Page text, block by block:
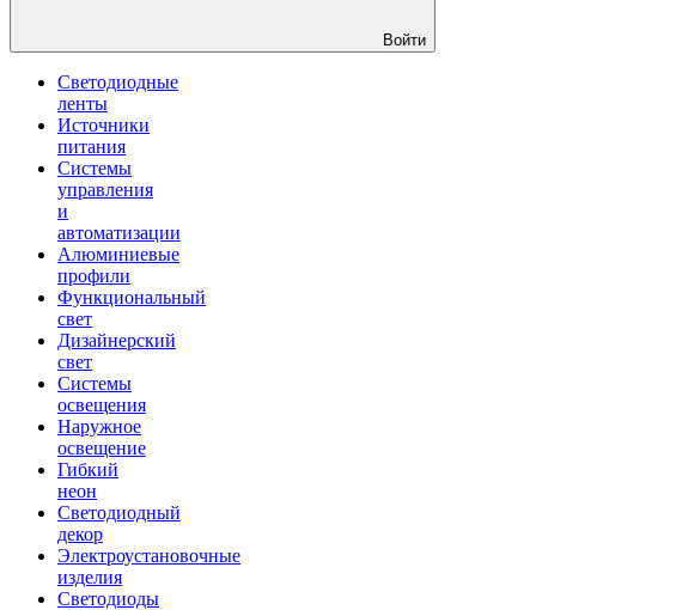
Войти
Светодиодные
ленты
Источники
питания
Системы
управления
и
автоматизации
Алюминиевые
профили
Функциональный
свет
Дизайнерский
свет
Системы
освещения
Наружное
освещение
Гибкий
неон
Светодиодный
декор
Электроустановочные
изделия
Светодиоды